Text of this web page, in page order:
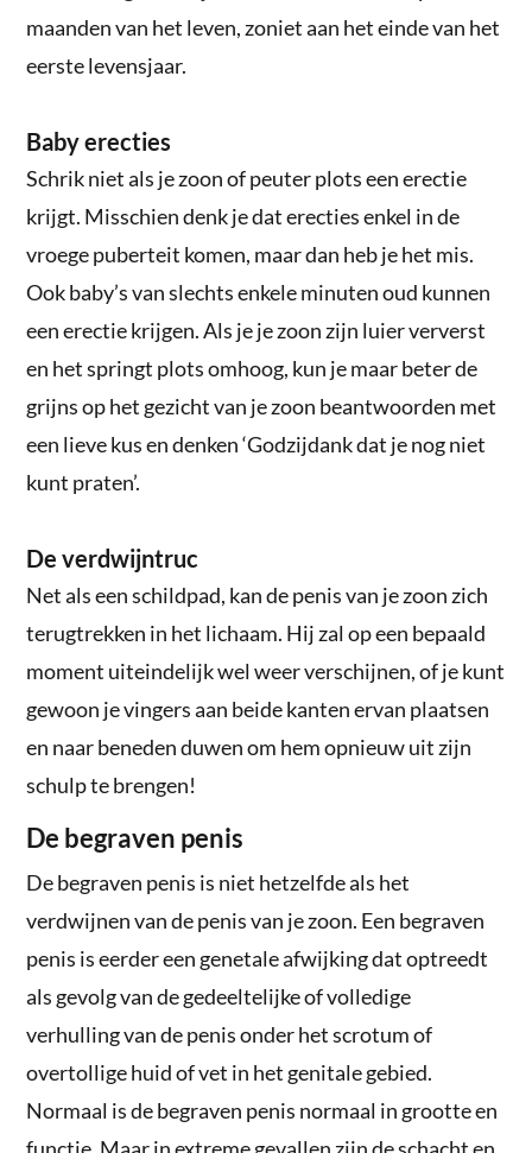
maanden van het leven, zoniet aan het einde van het
eerste levensjaar.
Baby erecties
Schrik niet als je zoon of peuter plots een erectie
krijgt. Misschien denk je dat erecties enkel in de
vroege puberteit komen, maar dan heb je het mis.
Ook baby’s van slechts enkele minuten oud kunnen
een erectie krijgen. Als je je zoon zijn luier ververst
en het springt plots omhoog, kun je maar beter de
grijns op het gezicht van je zoon beantwoorden met
een lieve kus en denken ‘Godzijdank dat je nog niet
kunt praten’.
De verdwijntruc
Net als een schildpad, kan de penis van je zoon zich
terugtrekken in het lichaam. Hij zal op een bepaald
moment uiteindelijk wel weer verschijnen, of je kunt
gewoon je vingers aan beide kanten ervan plaatsen
en naar beneden duwen om hem opnieuw uit zijn
schulp te brengen!
De begraven penis
De begraven penis is niet hetzelfde als het
verdwijnen van de penis van je zoon. Een begraven
penis is eerder een genetale afwijking dat optreedt
als gevolg van de gedeeltelijke of volledige
verhulling van de penis onder het scrotum of
overtollige huid of vet in het genitale gebied.
Normaal is de begraven penis normaal in grootte en